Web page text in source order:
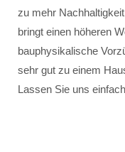
zu mehr
bringt einen höheren
bauphysikalische
sehr gut zu einem
Lassen Sie uns